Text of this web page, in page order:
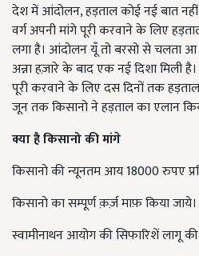
देश में आंदोलन, हड़ताल कोई नई बात
वर्ग अपनी मांगे पूरी करवाने के लिए
लगा है। आंदोलन यूँ तो बरसो से चलता
अन्ना हज़ारे के बाद एक नई दिशा मिली
पूरी करवाने के लिए दस दिनों तक
जून तक किसानो ने हड़ताल का एलान
क्या हैकिसानो की मांगे
किसानो की न्यूनतम आय 18000 रुपए
किसानो का सम्पूर्ण क़र्ज़ माफ़ किया जाये।
स्वामीनाथन आयोग की सिफारिशें लागू